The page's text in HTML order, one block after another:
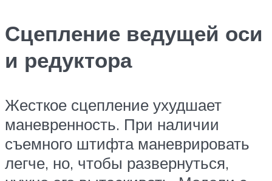
Сцепление ведущей оси
и редуктора
Жесткое сцепление ухудшает
маневренность. При наличии
съемного штифта маневрировать
легче, но, чтобы развернуться,